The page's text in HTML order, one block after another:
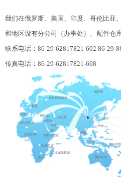
我们在俄罗斯、美国、印度、哥伦比亚
和地区设有分公司（办事处）、
联系电话：86-29-62817821-602
传真电话：86-29-62817821-608